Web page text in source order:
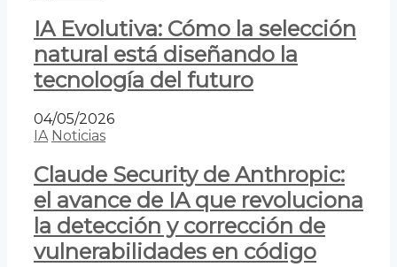
IA Evolutiva: Cómo la selección
natural está diseñando la
tecnología del futuro
04/05/2026
IA Noticias
Claude Security de Anthropic:
el avance de IA que revoluciona
la detección y corrección de
vulnerabilidades en código